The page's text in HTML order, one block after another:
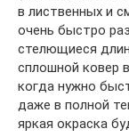
в лиственных и
очень быстро
стелющиеся
сплошной ковер
когда нужно
даже в полной
яркая окраска